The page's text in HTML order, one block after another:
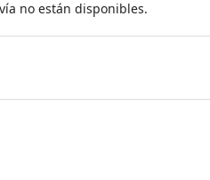
no están disponibles.